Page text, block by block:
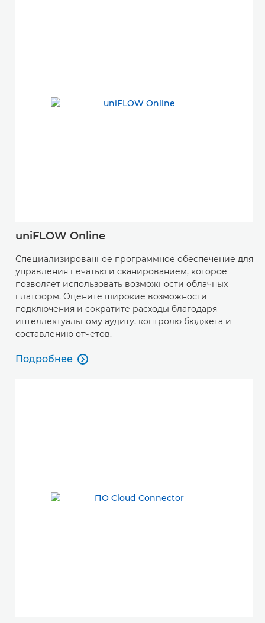
uniFLOW Online
Специализированное программное обеспечение для
управления печатью и сканированием, которое
позволяет использовать возможности облачных
платформ. Оцените широкие возможности
подключения и сократите расходы благодаря
интеллектуальному аудиту, контролю бюджета и
составлению отчетов.
Подробнее
Подробнее
